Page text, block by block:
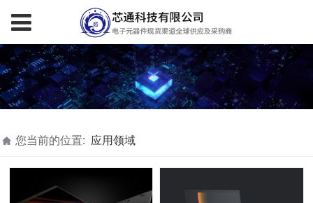
您当前的位置: 应用领域